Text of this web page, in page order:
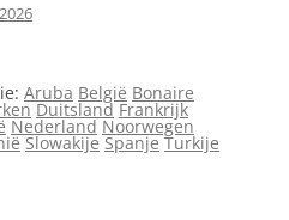
Aruba België Bonaire
Duitsland Frankrijk
Nederland Noorwegen
Slowakije Spanje Turkije